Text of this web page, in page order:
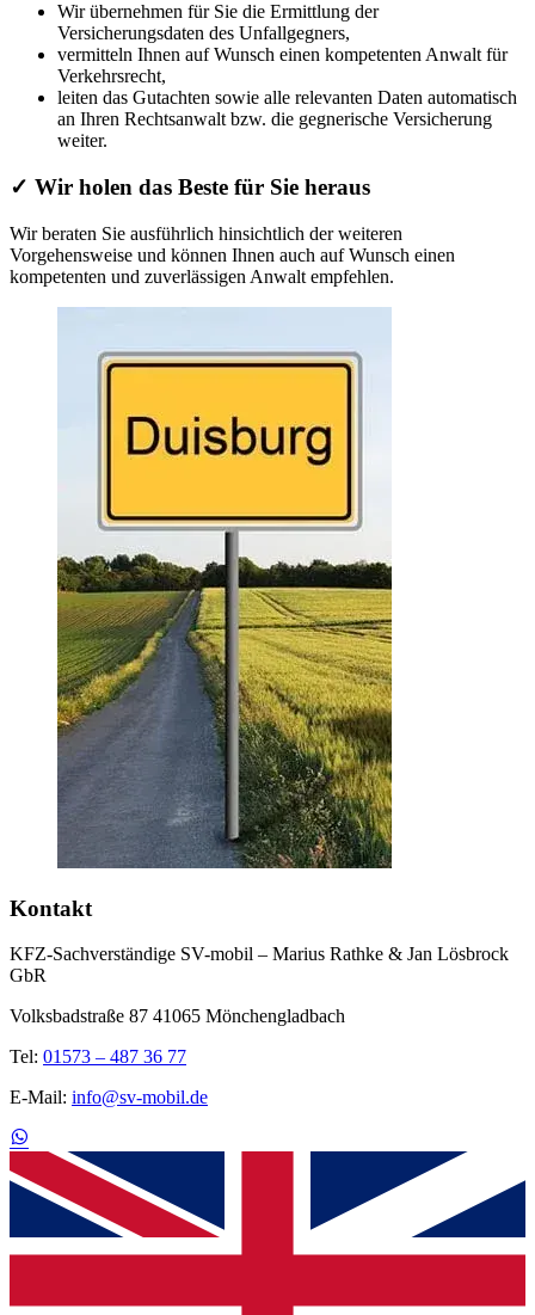
Wir übernehmen für Sie die Ermittlung der
Versicherungsdaten des Unfallgegners,
vermitteln Ihnen auf Wunsch einen kompetenten Anwalt für
Verkehrsrecht,
leiten das Gutachten sowie alle relevanten Daten automatisch
an Ihren Rechtsanwalt bzw. die gegnerische Versicherung
weiter.
✓ Wir holen das Beste für Sie heraus
Wir beraten Sie ausführlich hinsichtlich der weiteren
Vorgehensweise und können Ihnen auch auf Wunsch einen
kompetenten und zuverlässigen Anwalt empfehlen.
Kontakt
KFZ-Sachverständige SV-mobil – Marius Rathke & Jan Lösbrock
GbR
Volksbadstraße 87 41065 Mönchengladbach
Tel: 01573 – 487 36 77
E-Mail: info@sv-mobil.de